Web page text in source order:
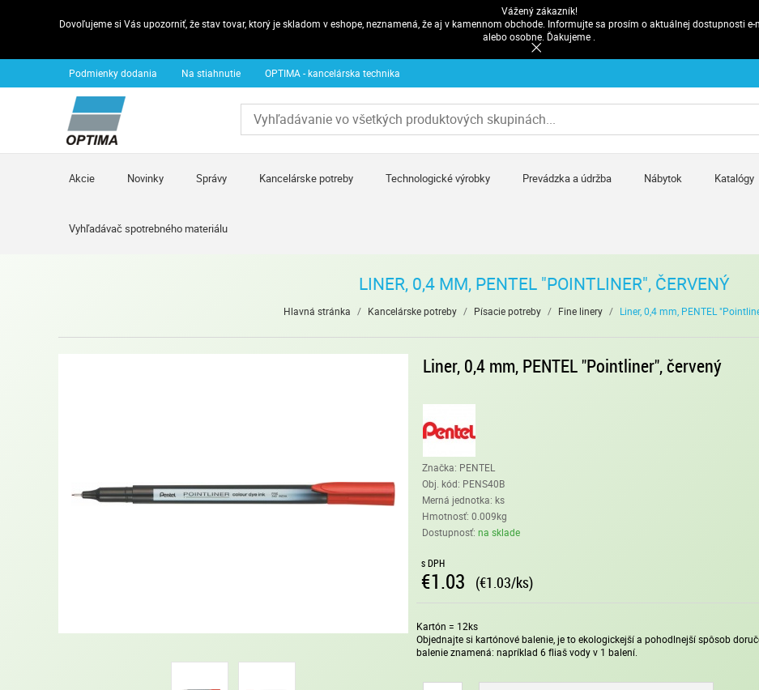
Vážený zákazník!
Dovoľujeme si Vás upozorniť, že stav tovar, ktorý je skladom v eshope, neznamená, že aj v kamennom obchode. Informujte sa prosím o aktuálnej dostupnosti e-
alebo osobne. Ďakujeme .
Podmienky dodania Na stiahnutie OPTIMA - kancelárska technika
Akcie Novinky Správy Kancelárske potreby Technologické výrobky Prevádzka a údržba Nábytok Katalógy
Vyhľadávač spotrebného materiálu
LINER, 0,4 MM, PENTEL "POINTLINER", ČERVENÝ
Hlavná stránka / Kancelárske potreby / Písacie potreby / Fine linery / Liner, 0,4 mm, PENTEL
Liner, 0,4 mm, PENTEL "Pointliner", červený
Značka: PENTEL
Obj. kód: PENS40B
Merná jednotka: ks
Hmotnosť: 0.009kg
Dostupnosť: na sklade
s DPH
€1.03 (€1.03/ks)
Kartón = 12ks
Objednajte si kartónové balenie, je to ekologickejší a pohodlnejší spôsob
balenie znamená: napríklad 6 fliaš vody v 1 balení.